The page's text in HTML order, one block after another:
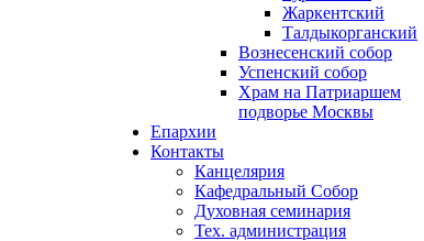
Жаркентский
Талдыкорганский
Вознесенский собор
Успенский собор
Храм на Патриаршем
подворье Москвы
Епархии
Контакты
Канцелярия
Кафедральный Собор
Духовная семинария
Тех. администрация